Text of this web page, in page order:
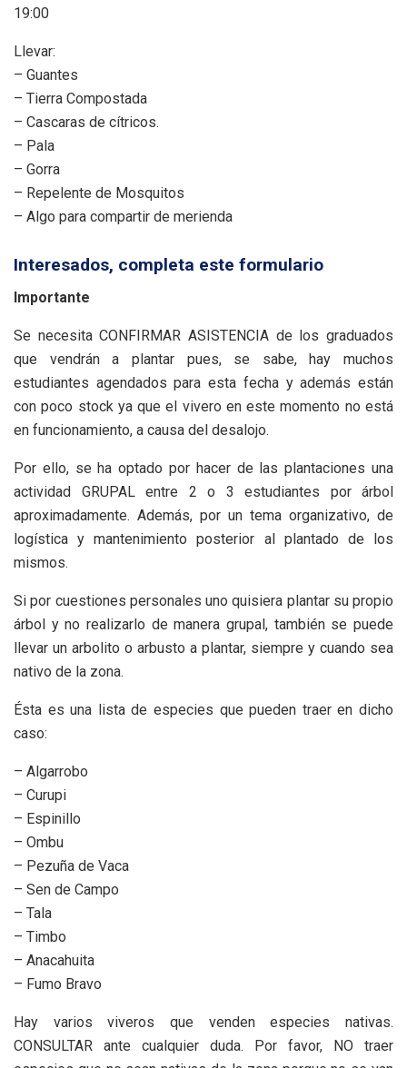
19:00
Llevar:
– Guantes
– Tierra Compostada
– Cascaras de cítricos.
– Pala
– Gorra
– Repelente de Mosquitos
– Algo para compartir de merienda
Interesados, completa este formulario
Importante
Se necesita CONFIRMAR ASISTENCIA de los graduados
que vendrán a plantar pues, se sabe, hay muchos
estudiantes agendados para esta fecha y además están
con poco stock ya que el vivero en este momento no está
en funcionamiento, a causa del desalojo.
Por ello, se ha optado por hacer de las plantaciones una
actividad GRUPAL entre 2 o 3 estudiantes por árbol
aproximadamente. Además, por un tema organizativo, de
logística y mantenimiento posterior al plantado de los
mismos.
Si por cuestiones personales uno quisiera plantar su propio
árbol y no realizarlo de manera grupal, también se puede
llevar un arbolito o arbusto a plantar, siempre y cuando sea
nativo de la zona.
Ésta es una lista de especies que pueden traer en dicho
caso:
– Algarrobo
– Curupi
– Espinillo
– Ombu
– Pezuña de Vaca
– Sen de Campo
– Tala
– Timbo
– Anacahuita
– Fumo Bravo
Hay varios viveros que venden especies nativas.
CONSULTAR ante cualquier duda. Por favor, NO traer